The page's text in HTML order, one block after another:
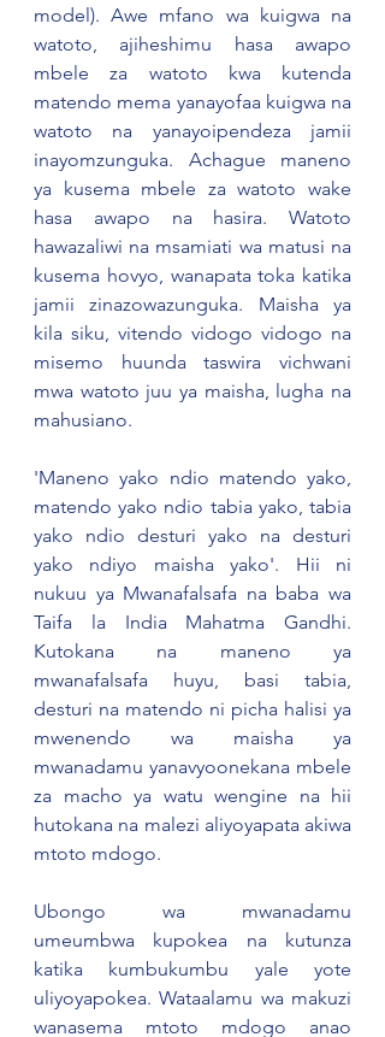
model). Awe mfano wa kuigwa na
watoto, ajiheshimu hasa awapo
mbele za watoto kwa kutenda
matendo mema yanayofaa kuigwa na
watoto na yanayoipendeza jamii
inayomzunguka. Achague maneno
ya kusema mbele za watoto wake
hasa awapo na hasira. Watoto
hawazaliwi na msamiati wa matusi na
kusema hovyo, wanapata toka katika
jamii zinazowazunguka. Maisha ya
kila siku, vitendo vidogo vidogo na
misemo huunda taswira vichwani
mwa watoto juu ya maisha, lugha na
mahusiano.
'Maneno yako ndio matendo yako,
matendo yako ndio tabia yako, tabia
yako ndio desturi yako na desturi
yako ndiyo maisha yako'. Hii ni
nukuu ya Mwanafalsafa na baba wa
Taifa la India Mahatma Gandhi.
Kutokana na maneno ya
mwanafalsafa huyu, basi tabia,
desturi na matendo ni picha halisi ya
mwenendo wa maisha ya
mwanadamu yanavyoonekana mbele
za macho ya watu wengine na hii
hutokana na malezi aliyoyapata akiwa
mtoto mdogo.
Ubongo wa mwanadamu
umeumbwa kupokea na kutunza
katika kumbukumbu yale yote
uliyoyapokea. Wataalamu wa makuzi
wanasema mtoto mdogo anao